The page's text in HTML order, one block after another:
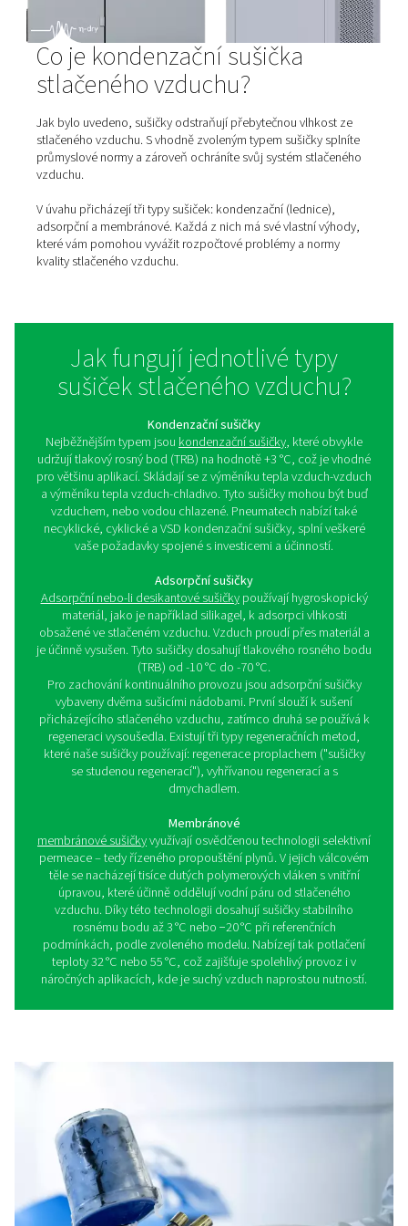
Membránové sušičky
Stlačený vzduch bez úpravy obsahuje vlhkost – a ta
ohrozit celé pneumatické systémy, zařízení i výsledné
Aby nedocházelo k poškození technologie ani ke
membránové sušičky, které využívají princip tzv.
permeace. Díky tomu zajistí sušení stlačeného vzduchu
která splňuje požadované standardy kvality.
Co je kondenzační sušička
stlačeného vzduchu?
Jak bylo uvedeno, sušičky odstraňují přebytečnou
stlačeného vzduchu. S vhodně zvoleným typem
průmyslové normy a zároveň ochráníte svůj systém
adsorpční a membránové. Každá z nich má své vlastní
které vám pomohou vyvážit rozpočtové problémy a
kvality stlačeného vzduchu.